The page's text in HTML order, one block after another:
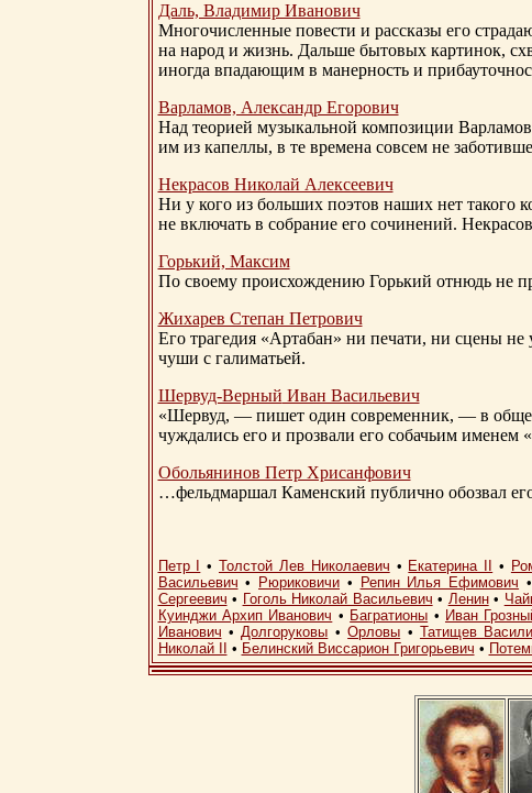
Даль, Владимир Иванович
Многочисленные повести и рассказы его
на народ и жизнь. Дальше бытовых картинок,
иногда впадающим в манерность и
Варламов, Александр Егорович
Над теорией музыкальной композиции
им из капеллы, в те времена совсем не
Некрасов Николай Алексеевич
Ни у кого из больших поэтов наших нет такого
не включать в собрание его сочинений.
Горький, Максим
По своему происхождению Горький отнюдь не
Жихарев Степан Петрович
Его трагедия «Артабан» ни печати, ни сцены
чуши с галиматьей.
Шервуд-Верный Иван Васильевич
«Шервуд, — пишет один современник, — в
чуждались его и прозвали его собачьим именем
Обольянинов Петр Хрисанфович
…фельдмаршал Каменский публично обозвал
Петр I •Толстой Лев Николаевич • Екатерина II •
Васильевич • Рюриковичи • Репин Илья Ефимович •
Сергеевич • Гоголь Николай Васильевич • Ленин•
Куинджи Архип Иванович • Багратионы • Иван
Иванович •Долгоруковы •Орловы • Татищев
Николай II
• Белинский Виссарион Григорьевич •